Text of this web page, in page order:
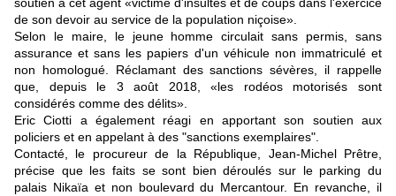
de son devoir au service de la population niçoise».
Selon le maire, le jeune homme circulait sans permis, sans
assurance et sans les papiers d'un véhicule non immatriculé et
non homologué. Réclamant des sanctions sévères, il rappelle
que, depuis le 3 août 2018, «les rodéos motorisés sont
considérés comme des délits».
Eric Ciotti a également réagi en apportant son soutien aux
policiers et en appelant à des "sanctions exemplaires".
Contacté, le procureur de la République, Jean-Michel Prêtre,
précise que les faits se sont bien déroulés sur le parking du
palais Nikaïa et non boulevard du Mercantour. En revanche, il